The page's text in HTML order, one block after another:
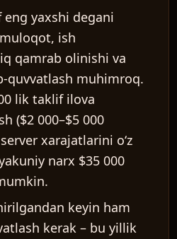
yaxshi degani
ish
qamrab olinishi va
quvvatlash muhimroq.
lik taklif ilova
($2 000–$5 000
xarajatlarini oʻz
narx $35 000
keyin ham
kerak – bu yillik